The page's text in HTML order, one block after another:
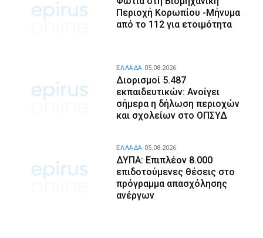
Περιοχή Κορωπίου -Μήνυμα
από το 112 για ετοιμότητα
Διορισμοί 5.487
εκπαιδευτικών: Ανοίγει
σήμερα η δήλωση περιοχών
και σχολείων στο ΟΠΣΥΔ
ΕΛΛΑΔΑ 05.08.2026
ΔΥΠΑ: Επιπλέον 8.000
επιδοτούμενες θέσεις στο
πρόγραμμα απασχόλησης
ανέργων
ΕΛΛΑΔΑ 05.08.2026